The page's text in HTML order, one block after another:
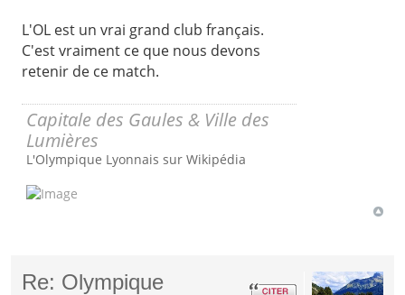
L'OL est un vrai grand club français.
C'est vraiment ce que nous devons
retenir de ce match.
Capitale des Gaules & Ville des
Lumières
L'Olympique Lyonnais sur Wikipédia
Re: Olympique